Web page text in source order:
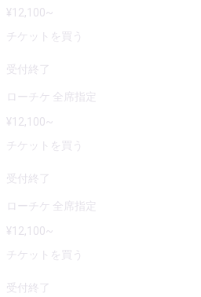
¥12,100~
チケットを買う
受付終了
ローチケ 全席指定
¥12,100~
チケットを買う
受付終了
ローチケ 全席指定
¥12,100~
チケットを買う
受付終了